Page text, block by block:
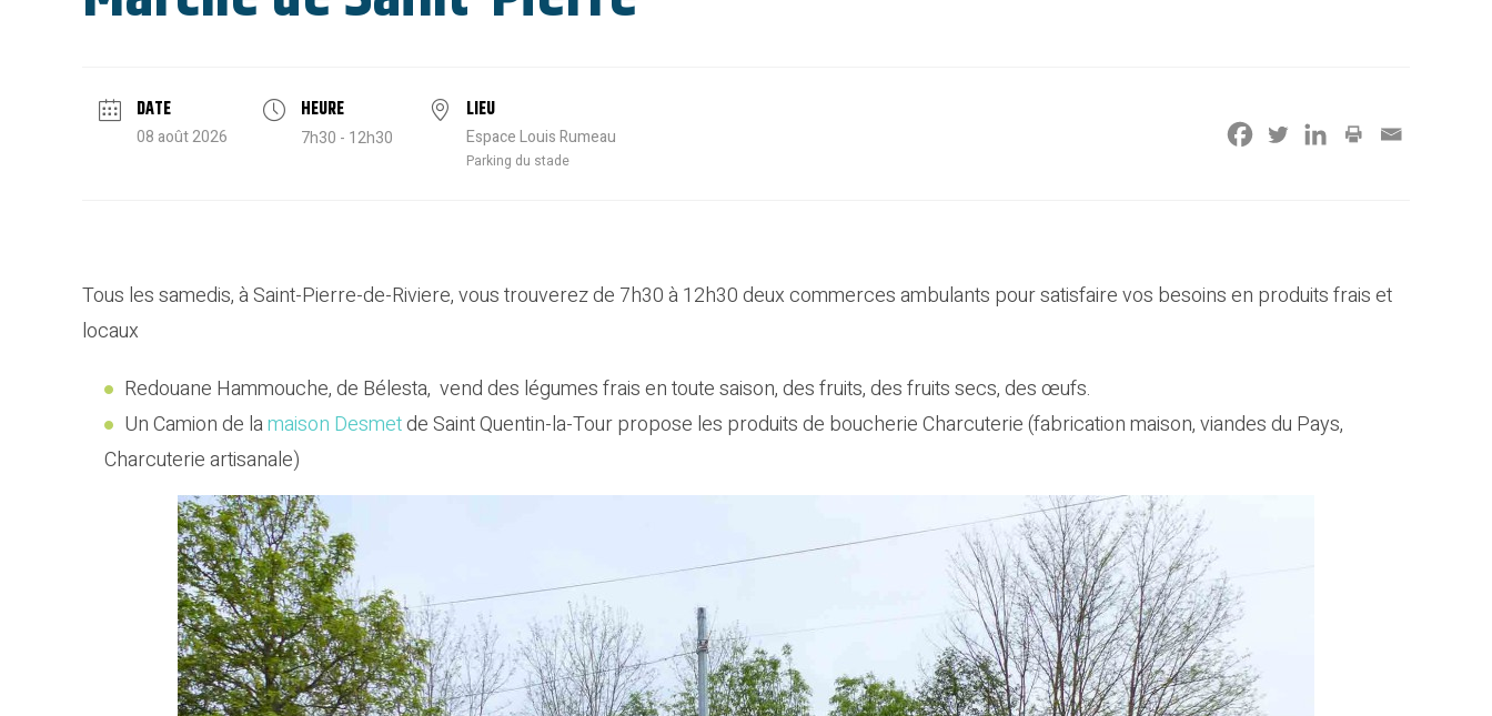
DATE
08 août 2026
HEURE
7h30 - 12h30
LIEU
Espace Louis Rumeau
Parking du stade
Tous les samedis, à Saint-Pierre-de-Riviere, vous trouverez de 7h30 à 12h30 deux commerces ambulants pour satisfaire vos besoins en produits frais et
locaux
Redouane Hammouche, de Bélesta, vend des légumes frais en toute saison, des fruits, des fruits secs, des œufs.
Un Camion de lamaison Desmetde Saint Quentin-la-Tour propose les produits de boucherie Charcuterie (fabrication maison, viandes du Pays,
Charcuterie artisanale)